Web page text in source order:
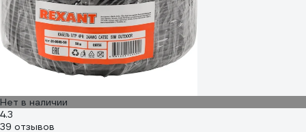
Нет в наличии
4.3
39 отзывов